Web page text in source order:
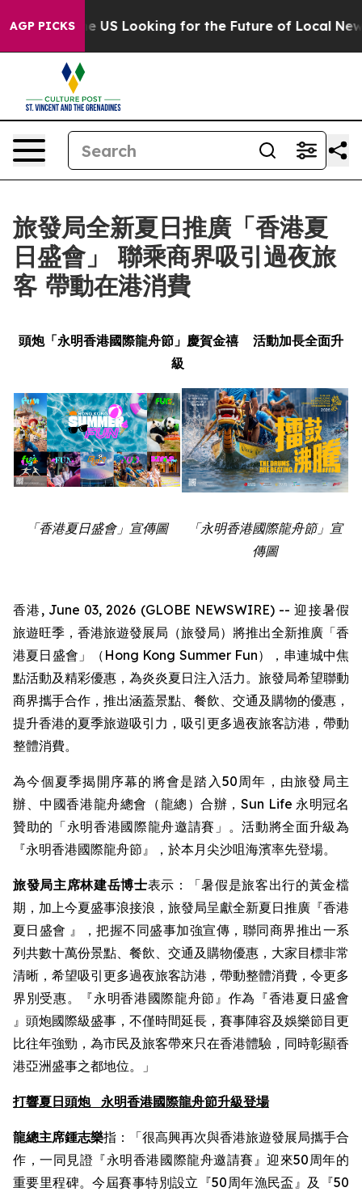
AGP PICKS
the US Looking for the Future of Local News. What
旅發局全新夏日推廣「香港夏
日盛會」 聯乘商界吸引過夜旅
客 帶動在港消費
頭炮「永明香港國際龍舟節」慶賀金禧
活動加長全面升
級
「香港夏日盛會」宣傳圖
「永明香港國際龍舟節」宣
傳圖
香港, June 03, 2026 (GLOBE NEWSWIRE) -- 迎接暑假
旅遊旺季，香港旅遊發展局（旅發局）將推出全新推廣「香
港夏日盛會」（Hong Kong Summer Fun），串連城中焦
點活動及精彩優惠，為炎炎夏日注入活力。旅發局希望聯動
商界攜手合作，推出涵蓋景點、餐飲、交通及購物的優惠，
提升香港的夏季旅遊吸引力，吸引更多過夜旅客訪港，帶動
整體消費。
為今個夏季揭開序幕的將會是踏入50周年，由旅發局主
辦、中國香港龍舟總會（龍總）合辦，Sun Life 永明冠名
贊助的「永明香港國際龍舟邀請賽」。活動將全面升級為
『永明香港國際龍舟節』，於本月尖沙咀海濱率先登場。
旅發局主席林建岳博士表示：「暑假是旅客出行的黃金檔
期，加上今夏盛事浪接浪，旅發局呈獻全新夏日推廣『香港
夏日盛會 』，把握不同盛事加強宣傳，聯同商界推出一系
列共數十萬份景點、餐飲、交通及購物優惠，大家目標非常
清晰，希望吸引更多過夜旅客訪港，帶動整體消費，令更多
界別受惠。『永明香港國際龍舟節』作為『香港夏日盛會
』頭炮國際級盛事，不僅時間延長，賽事陣容及娛樂節目更
比往年強勁，為市民及旅客帶來只在香港體驗，同時彰顯香
港亞洲盛事之都地位。」
打響夏日頭炮 永明香港國際龍舟節升級登場
龍總主席鍾志樂指：「很高興再次與香港旅遊發展局攜手合
作，一同見證『永明香港國際龍舟邀請賽』迎來50周年的
重要里程碑。今屆賽事特別設立『50周年漁民盃』及『50